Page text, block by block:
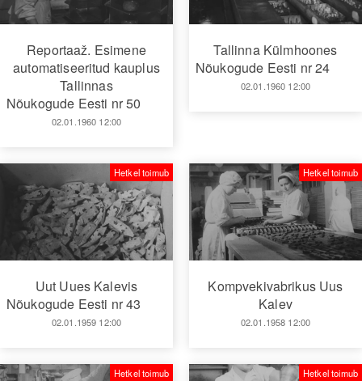
Reportaaž. Esimene
automatiseeritud kauplus
Tallinnas
Nõukogude Eesti nr 50
02.01.1960 12:00
Tallinna Külmhoones
Nõukogude Eesti nr 24
02.01.1960 12:00
Uut Uues Kalevis
Nõukogude Eesti nr 43
02.01.1959 12:00
Hetkel toimub
Kompvekivabrikus Uus
Kalev
02.01.1958 12:00
Hetkel toimub
Hetkel toimub Hetkel toimub